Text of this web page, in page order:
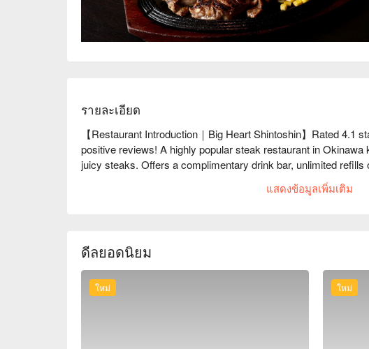
รายละเอียด
【Restaurant Introduction｜Big Heart Shintoshin】Rated 4.1
positive reviews! A highly popular steak restaurant in Okinawa
juicy steaks. Offers a complimentary drink bar, unlimited
garlic fried rice that perfectly complements the steaks.
【Traveler Recommendations】 Google 5-Star Reviews:
【Signature Dishes】
Special Diaphragm Steak: Our restaurant's specialty, the
and healthy.
แสดงข้อมูลเพิ่มเติม
ดีลยอดนิยม
ใหม่ ใหม่